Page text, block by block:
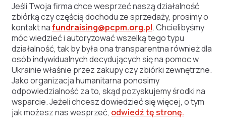
Jeśli Twoja firma chce wesprzeć naszą działalność
zbiórką czy częścią dochodu ze sprzedaży, prosimy o
kontakt nafundraising@pcpm.org.pl. Chcielibyśmy
móc wiedzieć i autoryzować wszelką tego typu
działalność, tak by była ona transparentna również dla
osób indywidualnych decydujących się na pomoc w
Ukrainie właśnie przez zakupy czy zbiórki zewnętrzne.
Jako organizacja humanitarna ponosimy
odpowiedzialność za to, skąd pozyskujemy środki na
wsparcie. Jeżeli chcesz dowiedzieć się więcej, o tym
jak możesz nas wesprzeć, odwiedź tę stronę.